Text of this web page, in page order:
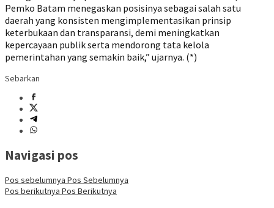
Pemko Batam menegaskan posisinya sebagai salah satu
daerah yang konsisten mengimplementasikan prinsip
keterbukaan dan transparansi, demi meningkatkan
kepercayaan publik serta mendorong tata kelola
pemerintahan yang semakin baik,” ujarnya. (*)
Sebarkan
Navigasi pos
Pos sebelumnya Pos Sebelumnya
Pos berikutnya Pos Berikutnya